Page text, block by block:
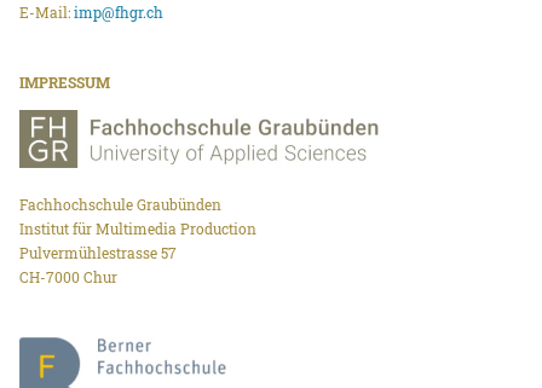
E-Mail:imp@fhgr.ch
IMPRESSUM
Fachhochschule Graubünden
Institut für Multimedia Production
Pulvermühlestrasse 57
CH-7000 Chur